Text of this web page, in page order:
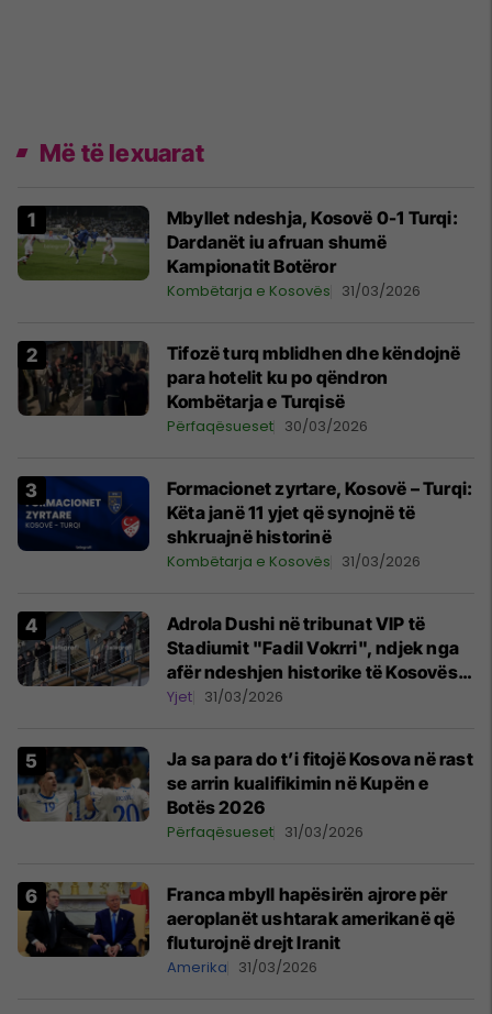
Më të lexuarat
Mbyllet ndeshja, Kosovë 0-1 Turqi:
Dardanët iu afruan shumë
Kampionatit Botëror
Kombëtarja e Kosovës 31/03/2026
Tifozë turq mblidhen dhe këndojnë
para hotelit ku po qëndron
Kombëtarja e Turqisë
Përfaqësueset 30/03/2026
Formacionet zyrtare, Kosovë – Turqi:
Këta janë 11 yjet që synojnë të
shkruajnë historinë
Kombëtarja e Kosovës 31/03/2026
Adrola Dushi në tribunat VIP të
Stadiumit "Fadil Vokrri", ndjek nga
afër ndeshjen historike të Kosovës
me Turqinë
Yjet 31/03/2026
Ja sa para do t’i fitojë Kosova në rast
se arrin kualifikimin në Kupën e
Botës 2026
Përfaqësueset 31/03/2026
Franca mbyll hapësirën ajrore për
aeroplanët ushtarak amerikanë që
fluturojnë drejt Iranit
Amerika 31/03/2026